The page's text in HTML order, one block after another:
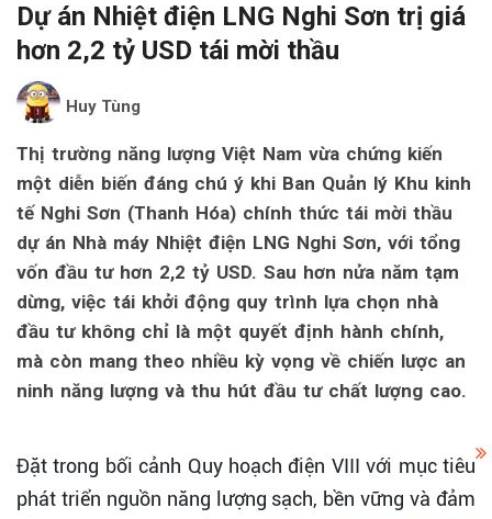
Dự án Nhiệt điện LNG Nghi Sơn trị giá
hơn 2,2 tỷ USD tái mời thầu
Huy Tùng
Thị trường năng lượng Việt Nam vừa chứng kiến
một diễn biến đáng chú ý khi Ban Quản lý Khu kinh
tế Nghi Sơn (Thanh Hóa) chính thức tái mời thầu
dự án Nhà máy Nhiệt điện LNG Nghi Sơn, với tổng
vốn đầu tư hơn 2,2 tỷ USD. Sau hơn nửa năm tạm
dừng, việc tái khởi động quy trình lựa chọn nhà
đầu tư không chỉ là một quyết định hành chính,
mà còn mang theo nhiều kỳ vọng về chiến lược an
ninh năng lượng và thu hút đầu tư chất lượng cao.
Đặt trong bối cảnh Quy hoạch điện VIII với mục tiêu
phát triển nguồn năng lượng sạch, bền vững và đảm